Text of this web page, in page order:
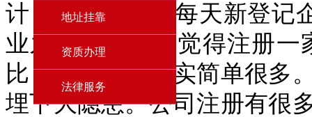
地址挂靠
资质办理
法律服务
计，2019年平均每天新登记
业之路。很多人觉得注册
比，公司注册确实简单很多
埋下大隐患。公司注册有很